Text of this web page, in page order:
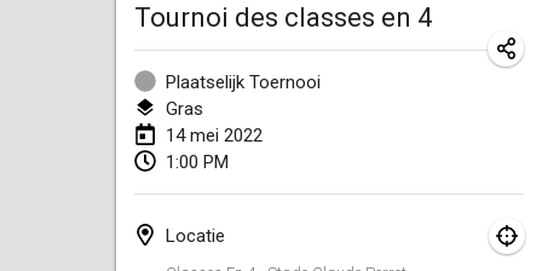
Tournoi des classes en 4
Plaatselijk Toernooi
Gras
14 mei 2022
1:00 PM
Locatie
22 jan. 2022 |Finland
Mölkky Tournament - Doubles
22 jan. 2022
Suomelan Mölkky-open
The Mölkky Tournament 2nd